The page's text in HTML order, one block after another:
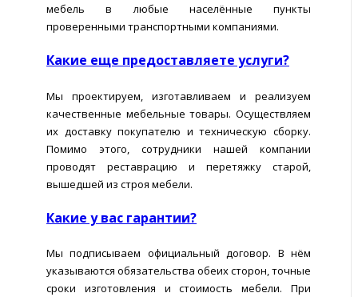
мебель в любые населённые пункты
проверенными транспортными компаниями.
Какие еще предоставляете услуги?
Мы проектируем, изготавливаем и реализуем
качественные мебельные товары. Осуществляем
их доставку покупателю и техническую сборку.
Помимо этого, сотрудники нашей компании
проводят реставрацию и перетяжку старой,
вышедшей из строя мебели.
Какие у вас гарантии?
Мы подписываем официальный договор. В нём
указываются обязательства обеих сторон, точные
сроки изготовления и стоимость мебели. При